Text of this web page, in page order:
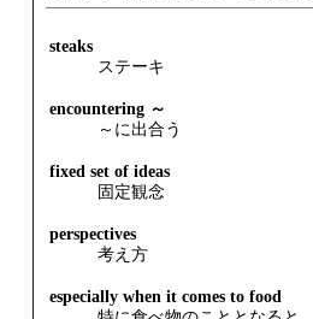
steaks
ステーキ
encountering ～
～に出合う
fixed set of ideas
固定観念
perspectives
考え方
especially when it comes to food